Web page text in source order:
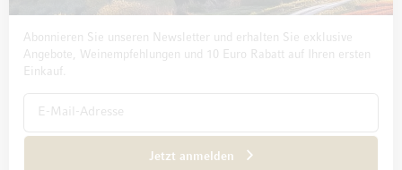
Datenschutz und Disclaimer
Abonnieren Sie unseren Newsletter und erhalten Sie exklusive
Angebote, Weinempfehlungen und 10 Euro Rabatt auf Ihren ersten
Einkauf.
Jetzt anmelden